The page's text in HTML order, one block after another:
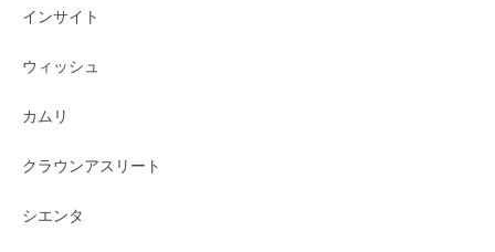
インサイト
ウィッシュ
カムリ
クラウンアスリート
シエンタ